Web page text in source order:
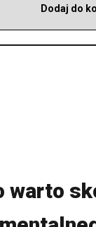
Dodaj do
warto